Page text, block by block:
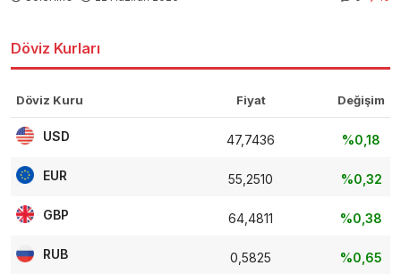
Döviz Kurları
Döviz Kuru Fiyat Değişim
USD 47,7436 %0,18
EUR 55,2510 %0,32
GBP 64,4811 %0,38
RUB 0,5825 %0,65